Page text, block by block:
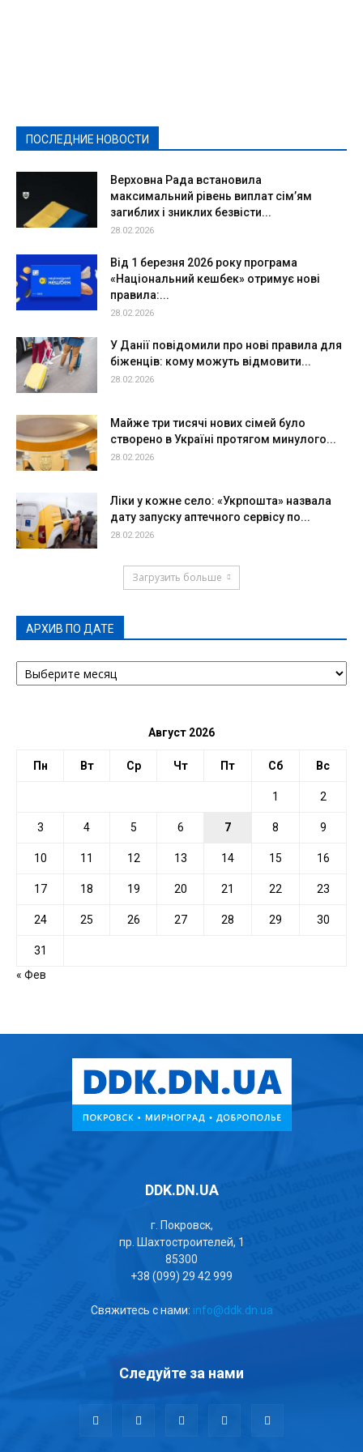
ПОСЛЕДНИЕ НОВОСТИ
Верховна Рада встановила
максимальний рівень виплат сім’ям
загиблих і зниклих безвісти...
28.02.2026
Від 1 березня 2026 року програма
«Національний кешбек» отримує нові
правила:...
28.02.2026
У Данії повідомили про нові правила для
біженців: кому можуть відмовити...
28.02.2026
Майже три тисячі нових сімей було
створено в Україні протягом минулого...
28.02.2026
Ліки у кожне село: «Укрпошта» назвала
дату запуску аптечного сервісу по...
28.02.2026
Загрузить больше
АРХИВ ПО ДАТЕ
АРХИВ
ПО
Август 2026
Пн Вт Ср Чт Пт Сб Вс
1 2
3 4 5 6 7 8 9
10 11 12 13 14 15 16
17 18 19 20 21 22 23
24 25 26 27 28 29 30
31
« Фев
DDK.DN.UA
г. Покровск,
пр. Шахтостроителей, 1
85300
+38 (099) 29 42 999
Свяжитесь с нами: info@ddk.dn.ua
Следуйте за нами